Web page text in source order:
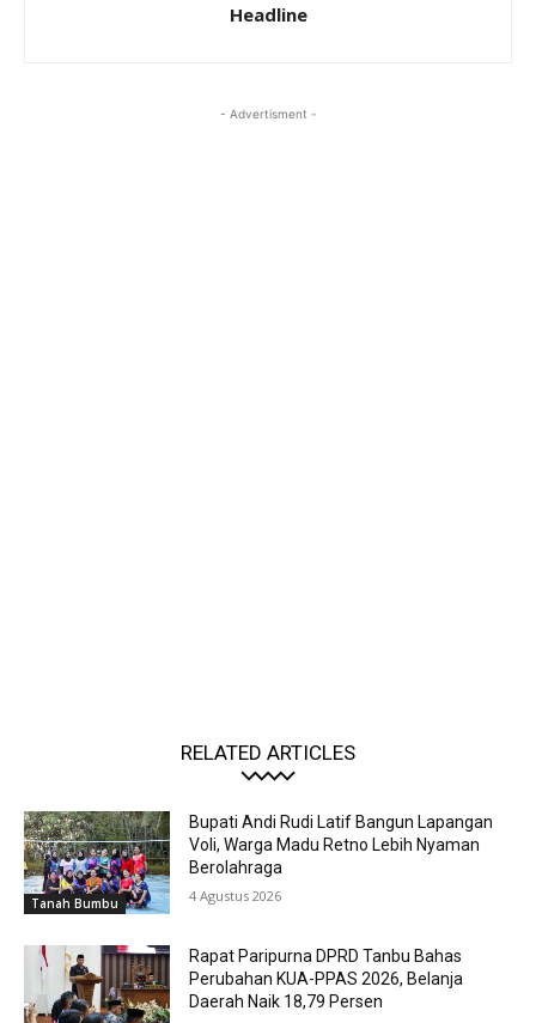
Headline
- Advertisment -
RELATED ARTICLES
Tanah Bumbu
Bupati Andi Rudi Latif Bangun Lapangan
Voli, Warga Madu Retno Lebih Nyaman
Berolahraga
4 Agustus 2026
Rapat Paripurna DPRD Tanbu Bahas
Perubahan KUA-PPAS 2026, Belanja
Daerah Naik 18,79 Persen